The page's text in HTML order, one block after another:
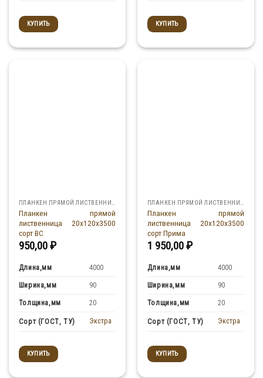
КУПИТЬ КУПИТЬ
ПЛАНКЕН ПРЯМОЙ ЛИСТВЕННИЦА
Планкен прямой
лиственница 20x120x3500
сорт ВС
950,00₽
Длина,мм 4000
Ширина,мм 90
Толщина,мм 20
Сорт (ГОСТ, ТУ) Экстра
КУПИТЬ
ПЛАНКЕН ПРЯМОЙ ЛИСТВЕННИЦА
Планкен прямой
лиственница 20x120x3500
сорт Прима
1 950,00₽
Длина,мм 4000
Ширина,мм 90
Толщина,мм 20
Сорт (ГОСТ, ТУ) Экстра
КУПИТЬ